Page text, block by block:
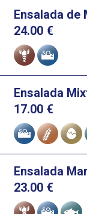
Ensalada de
24.00 €
Alérgenos
Ensalada
17.00 €
Alérgenos
Ensalada
23.00 €
Alérgenos